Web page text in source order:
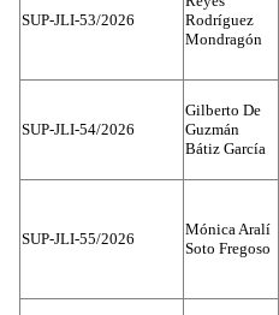
SUP-JLI-53/2026
Rodríguez
Mondragón
SUP-JLI-54/2026
Gilberto De
Guzmán
Bátiz García
SUP-JLI-55/2026
Mónica Aralí
Soto Fregoso